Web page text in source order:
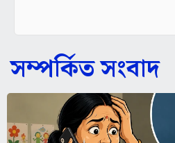
সম্পর্কিত সংবাদ